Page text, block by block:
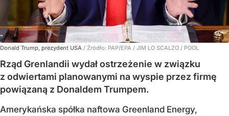
Donald Trump, prezydent USA / Źródło: PAP/EPA / JIM LO SCALZO / POOL
Rząd Grenlandii wydał ostrzeżenie w związku
z odwiertami planowanymi na wyspie przez firmę
powiązaną z Donaldem Trumpem.
Amerykańska spółka naftowa Greenland Energy,